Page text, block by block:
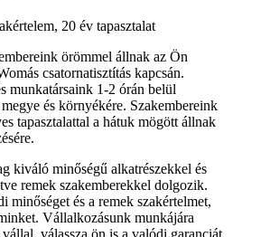
20 év tapasztalat
örömmel állnak az Ön
csatornatisztítás kapcsán.
munkatársaink 1-2 órán belül
és környékére. Szakembereink
tapasztalattal a hátuk mögött állnak
kiváló minőségű alkatrészekkel és
remek szakemberekkel dolgozik.
minőséget és a remek szakértelmet,
Vállalkozásunk munkájára
válassza ön is a valódi garanciát.